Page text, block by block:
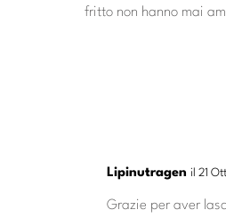
fritto non hanno mai
Lipinutragen il 21
Grazie per aver